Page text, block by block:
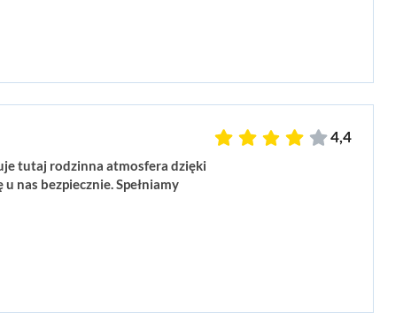
tutaj rodzinna atmosfera dzięki
nas bezpiecznie. Spełniamy
4,4